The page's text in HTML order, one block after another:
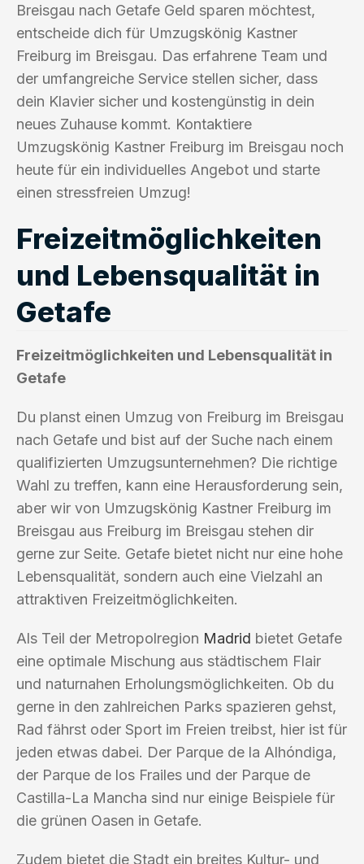
Breisgau nach Getafe Geld sparen möchtest,
entscheide dich für Umzugskönig Kastner
Freiburg im Breisgau. Das erfahrene Team und
der umfangreiche Service stellen sicher, dass
dein Klavier sicher und kostengünstig in dein
neues Zuhause kommt. Kontaktiere
Umzugskönig Kastner Freiburg im Breisgau noch
heute für ein individuelles Angebot und starte
einen stressfreien Umzug!
Freizeitmöglichkeiten
und Lebensqualität in
Getafe
Freizeitmöglichkeiten und Lebensqualität in
Getafe
Du planst einen Umzug von Freiburg im Breisgau
nach Getafe und bist auf der Suche nach einem
qualifizierten Umzugsunternehmen? Die richtige
Wahl zu treffen, kann eine Herausforderung sein,
aber wir von Umzugskönig Kastner Freiburg im
Breisgau aus Freiburg im Breisgau stehen dir
gerne zur Seite. Getafe bietet nicht nur eine hohe
Lebensqualität, sondern auch eine Vielzahl an
attraktiven Freizeitmöglichkeiten.
Als Teil der Metropolregion Madrid bietet Getafe
eine optimale Mischung aus städtischem Flair
und naturnahen Erholungsmöglichkeiten. Ob du
gerne in den zahlreichen Parks spazieren gehst,
Rad fährst oder Sport im Freien treibst, hier ist für
jeden etwas dabei. Der Parque de la Alhóndiga,
der Parque de los Frailes und der Parque de
Castilla-La Mancha sind nur einige Beispiele für
die grünen Oasen in Getafe.
Zudem bietet die Stadt ein breites Kultur- und